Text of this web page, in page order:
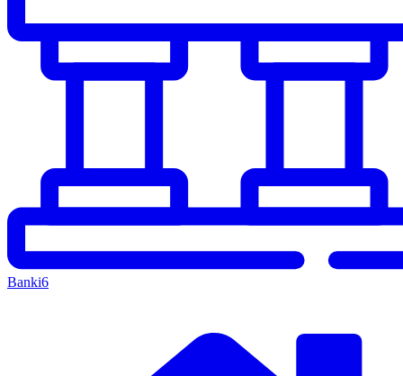
Banki6